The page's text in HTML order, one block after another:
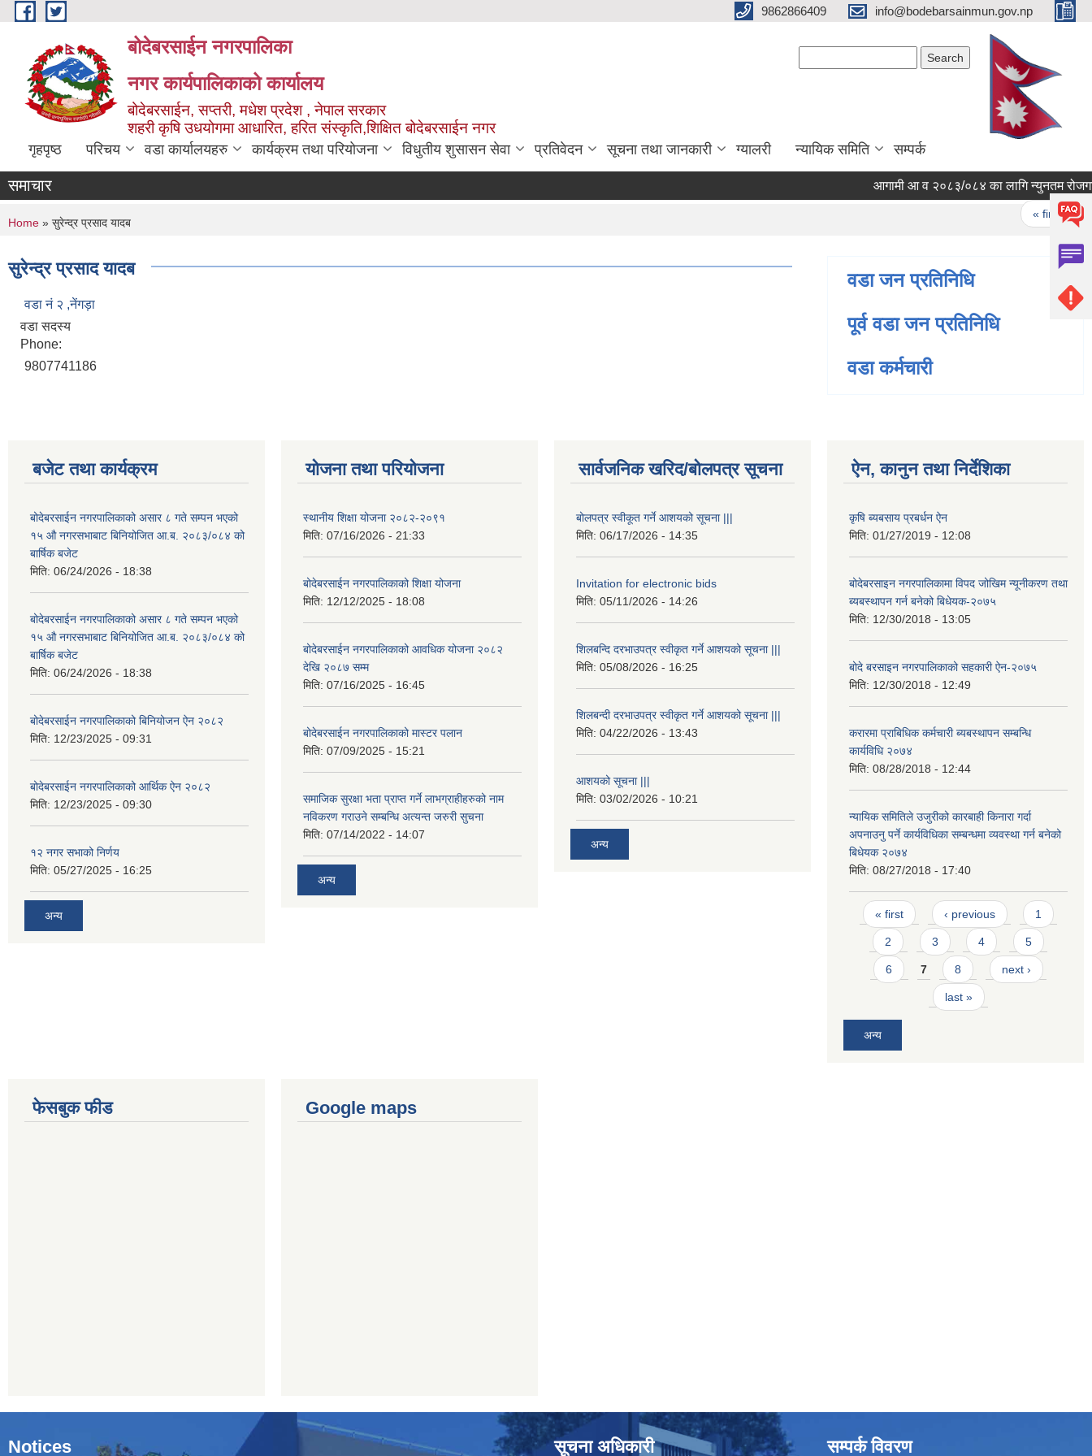
Skip to main content 9862866409 info@bodebarsainmun.gov.np
बोदेबरसाईन नगरपालिका
नगर कार्यपालिकाको कार्यालय
बोदेबरसाईन, सप्तरी, मधेश प्रदेश , नेपाल सरकार
शहरी कृषि उधयोगमा आधारित, हरित संस्कृति,शिक्षित बोदेबरसाईन नगर
गृहपृष्ठ परिचय वडा कार्यालयहरु कार्यक्रम तथा परियोजना विधुतीय शुसासन सेवा प्रतिवेदन सूचना तथा जानकारी ग्यालरी न्यायिक समिति सम्पर्क
समाचार आगामी आ व २०८३/०८४ का लागि न्युनतम
« first ‹
You are here
Home » सुरेन्द्र प्रसाद यादब
सुरेन्द्र प्रसाद यादब
वडा नं‌ २ ,नेंगड़ा
वडा सदस्य
Phone:
9807741186
वडा जन प्रतिनिधि
पूर्व वडा जन प्रतिनिधि
वडा कर्मचारी
बजेट तथा कार्यक्रम
बोदेबरसाईन नगरपालिकाको असार ८ गते सम्पन भएको
१५ ‍‍‍औ नगरसभाबाट बिनियोजित आ.ब. २०८३/०८४ को
बार्षिक बजेट
मिति: 06/24/2026 - 18:38
बोदेबरसाईन नगरपालिकाको असार ८ गते सम्पन भएको
१५ ‍‍‍औ नगरसभाबाट बिनियोजित आ.ब. २०८३/०८४ को
बार्षिक बजेट
मिति: 06/24/2026 - 18:38
बोदेबरसाईन नगरपालिकाको बिनियोजन ऐन २०८२
मिति: 12/23/2025 - 09:31
बोदेबरसाईन नगरपालिकाको आर्थिक ऐन २०८२
मिति: 12/23/2025 - 09:30
१२ नगर सभाको निर्णय
मिति: 05/27/2025 - 16:25
अन्य
योजना तथा परियोजना
स्थानीय शिक्षा योजना २०८२-२०९१
मिति: 07/16/2026 - 21:33
बोदेबरसाईन नगरपालिकाको शिक्षा योजना
मिति: 12/12/2025 - 18:08
बोदेबरसाईन नगरपालिकाको आवधिक योजना २०८२
देखि २०८७ सम्म
मिति: 07/16/2025 - 16:45
बोदेबरसाईन नगरपालिकाको मास्टर पलान
मिति: 07/09/2025 - 15:21
समाजिक सुरक्षा भता प्राप्त गर्ने लाभग्राहीहरुको नाम
नविकरण गराउने सम्बन्धि अत्यन्त जरुरी सुचना
मिति: 07/14/2022 - 14:07
अन्य
सार्वजनिक खरिद/बोलपत्र सूचना
बोलपत्र स्वीकूत गर्ने आशयको सूचना |||
मिति: 06/17/2026 - 14:35
Invitation for electronic bids
मिति: 05/11/2026 - 14:26
शिलबन्दि दरभाउपत्र स्वीकृत गर्ने आशयको सूचना |||
मिति: 05/08/2026 - 16:25
शिलबन्दी दरभाउपत्र स्वीकृत गर्ने आशयको सूचना |||
मिति: 04/22/2026 - 13:43
आशयको सूचना |||
मिति: 03/02/2026 - 10:21
अन्य
ऐन, कानुन तथा निर्देशिका
कृषि ब्यबसाय प्रबर्धन ऐन
मिति: 01/27/2019 - 12:08
बोदेबरसाइन नगरपालिकामा विपद जोखिम न्यूनीकरण तथा
ब्यबस्थापन गर्न बनेको बिधेयक-२०७५
मिति: 12/30/2018 - 13:05
बोदे बरसाइन नगरपालिकाको सहकारी ऐन-२०७५
मिति: 12/30/2018 - 12:49
करारमा प्राबिधिक कर्मचारी ब्यबस्थापन सम्बन्धि
कार्यविधि २०७४
मिति: 08/28/2018 - 12:44
न्यायिक समितिले उजुरीको कारबाही किनारा गर्दा
अपनाउनु पर्ने कार्यविधिका सम्बन्धमा व्यवस्था गर्न बनेको
बिधेयक २०७४
मिति: 08/27/2018 - 17:40
Pages
« first ‹ previous 1
2 3 4 5
6 7 8 next ›
last »
अन्य
फेसबुक फीड Google maps
Notices सूचना अधिकारी सम्पर्क विवरण